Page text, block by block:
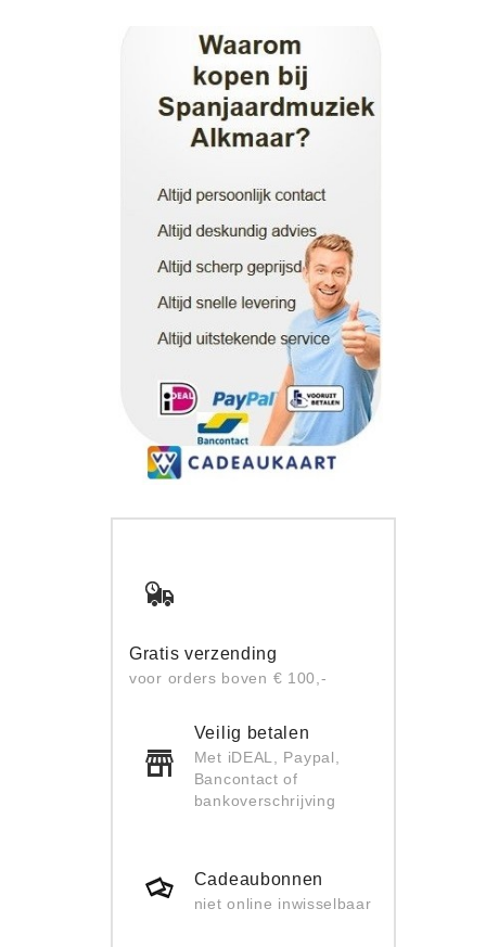
Gratis verzending
voor orders boven € 100,-
Veilig betalen
Met iDEAL, Paypal,
Bancontact of
bankoverschrijving
Cadeaubonnen
niet online inwisselbaar